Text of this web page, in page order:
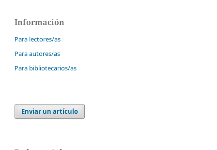
Información
Para lectores/as
Para autores/as
Para bibliotecarios/as
Enviar un artículo